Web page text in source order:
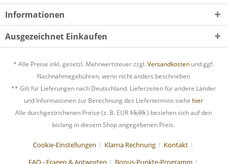
Informationen
Ausgezeichnet Einkaufen
* Alle Preise inkl. gesetzl. Mehrwertsteuer zzgl. Versandkosten und ggf.
Nachnahmegebühren, wenn nicht anders beschrieben
** Gilt für Lieferungen nach Deutschland. Lieferzeiten für andere Länder
und Informationen zur Berechnung des Liefertermins siehe hier
Alle durchgestrichenen Preise (z. B. EUR15,95) beziehen sich auf den
bislang in diesem Shop angegebenen Preis.
Cookie-Einstellungen Klarna Rechnung
Kontakt
FAQ - Fragen & Antworten
Bonus-Punkte-Programm